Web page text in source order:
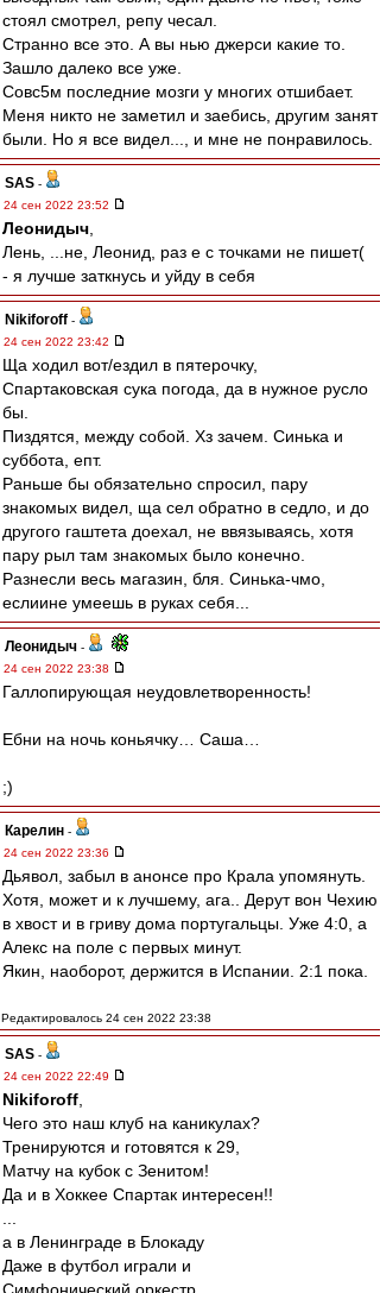
стоял смотрел, репу чесал.
Странно все это. А вы нью джерси какие то.
Зашло далеко все уже.
Совс5м последние мозги у многих отшибает.
Меня никто не заметил и заебись, другим занят
были. Но я все видел..., и мне не понравилось.
SAS -
24 сен 2022 23:52
Леонидыч
Лень, ...не, Леонид, раз е с точками не пишет(
- я лучше заткнусь и уйду в себя
Nikiforoff -
24 сен 2022 23:42
Ща ходил вот/ездил в пятерочку,
Спартаковская сука погода, да в нужное русло
бы.
Пиздятся, между собой. Хз зачем. Синька и
суббота, епт.
Раньше бы обязательно спросил, пару
знакомых видел, ща сел обратно в седло, и до
другого гаштета доехал, не ввязываясь, хотя
пару рыл там знакомых было конечно.
Разнесли весь магазин, бля. Синька-чмо,
еслиине умеешь в руках себя...
Леонидыч -
24 сен 2022 23:38
Галлопирующая неудовлетворенность!
Ебни на ночь коньячку… Саша…
;)
Карелин -
24 сен 2022 23:36
Дьявол, забыл в анонсе про Крала упомянуть.
Хотя, может и к лучшему, ага.. Дерут вон Чехию
в хвост и в гриву дома португальцы. Уже 4:0, а
Алекс на поле с первых минут.
Якин, наоборот, держится в Испании. 2:1 пока.
Редактировалось 24 сен 2022 23:38
SAS -
24 сен 2022 22:49
Nikiforoff
Чего это наш клуб на каникулах?
Тренируются и готовятся к 29,
Матчу на кубок с Зенитом!
Да и в Хоккее Спартак интересен!!
а в Ленинграде в Блокаду
Даже в футбол играли и